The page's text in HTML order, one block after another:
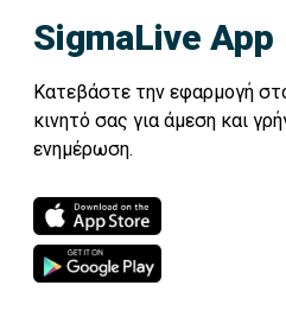
SigmaLive App
Κατεβάστε την εφαρμογή
κινητό σας για άμεση και
ενημέρωση.